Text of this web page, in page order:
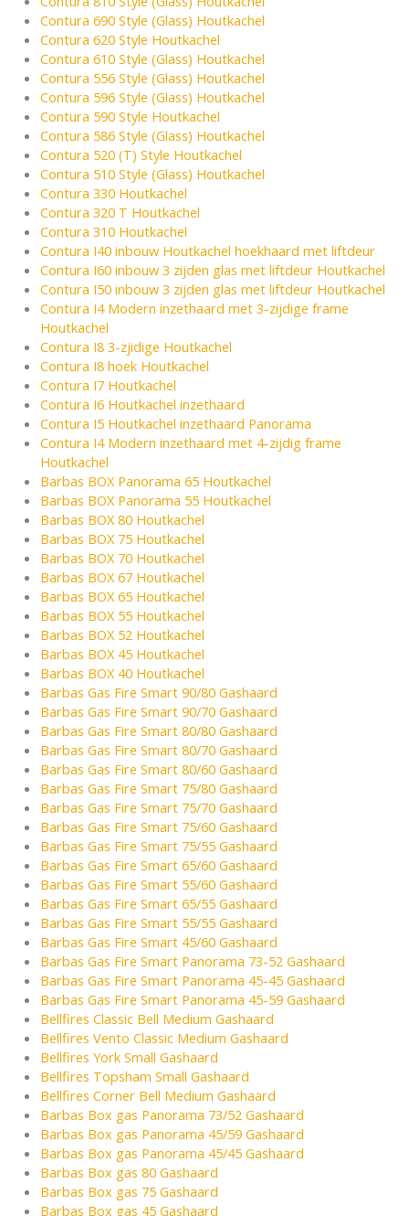
Contura 690 Style (Glass) Houtkachel
Contura 620 Style Houtkachel
Contura 610 Style (Glass) Houtkachel
Contura 556 Style (Glass) Houtkachel
Contura 596 Style (Glass) Houtkachel
Contura 590 Style Houtkachel
Contura 586 Style (Glass) Houtkachel
Contura 520 (T) Style Houtkachel
Contura 510 Style (Glass) Houtkachel
Contura 330 Houtkachel
Contura 320 T Houtkachel
Contura 310 Houtkachel
Contura I40 inbouw Houtkachel hoekhaard met liftdeur
Contura I60 inbouw 3 zijden glas met liftdeur Houtkachel
Contura I50 inbouw 3 zijden glas met liftdeur Houtkachel
Contura I4 Modern inzethaard met 3-zijdige frame
Houtkachel
Contura I8 3-zjidige Houtkachel
Contura I8 hoek Houtkachel
Contura I7 Houtkachel
Contura I6 Houtkachel inzethaard
Contura I5 Houtkachel inzethaard Panorama
Contura I4 Modern inzethaard met 4-zijdig frame
Houtkachel
Barbas BOX Panorama 65 Houtkachel
Barbas BOX Panorama 55 Houtkachel
Barbas BOX 80 Houtkachel
Barbas BOX 75 Houtkachel
Barbas BOX 70 Houtkachel
Barbas BOX 67 Houtkachel
Barbas BOX 65 Houtkachel
Barbas BOX 55 Houtkachel
Barbas BOX 52 Houtkachel
Barbas BOX 45 Houtkachel
Barbas BOX 40 Houtkachel
Barbas Gas Fire Smart 90/80 Gashaard
Barbas Gas Fire Smart 90/70 Gashaard
Barbas Gas Fire Smart 80/80 Gashaard
Barbas Gas Fire Smart 80/70 Gashaard
Barbas Gas Fire Smart 80/60 Gashaard
Barbas Gas Fire Smart 75/80 Gashaard
Barbas Gas Fire Smart 75/70 Gashaard
Barbas Gas Fire Smart 75/60 Gashaard
Barbas Gas Fire Smart 75/55 Gashaard
Barbas Gas Fire Smart 65/60 Gashaard
Barbas Gas Fire Smart 55/60 Gashaard
Barbas Gas Fire Smart 65/55 Gashaard
Barbas Gas Fire Smart 55/55 Gashaard
Barbas Gas Fire Smart 45/60 Gashaard
Barbas Gas Fire Smart Panorama 73-52 Gashaard
Barbas Gas Fire Smart Panorama 45-45 Gashaard
Barbas Gas Fire Smart Panorama 45-59 Gashaard
Bellfires Classic Bell Medium Gashaard
Bellfires Vento Classic Medium Gashaard
Bellfires York Small Gashaard
Bellfires Topsham Small Gashaard
Bellfires Corner Bell Medium Gashaard
Barbas Box gas Panorama 73/52 Gashaard
Barbas Box gas Panorama 45/59 Gashaard
Barbas Box gas Panorama 45/45 Gashaard
Barbas Box gas 80 Gashaard
Barbas Box gas 75 Gashaard
Barbas Box gas 45 Gashaard